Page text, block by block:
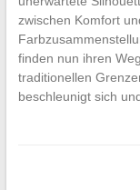
zwischen Komfort
finden nun ihren
traditionellen
beschleunigt sich